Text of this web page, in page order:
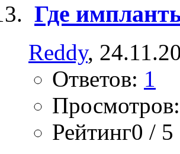
Где
Reddy,
Ответов: 1
Рейтинг0 / 5